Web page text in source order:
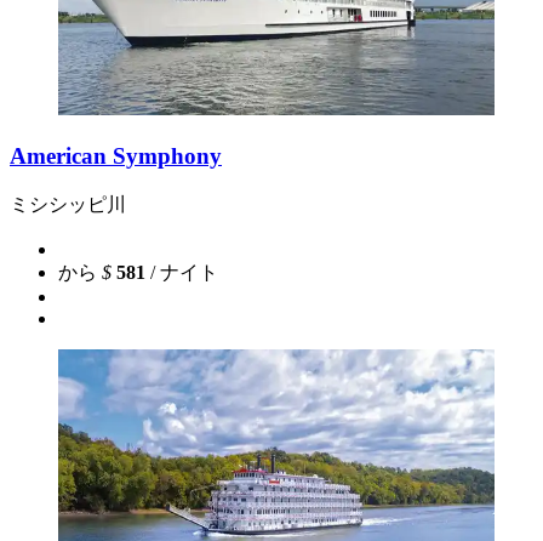
American Symphony
ミシシッピ川
から $ 581 / ナイト